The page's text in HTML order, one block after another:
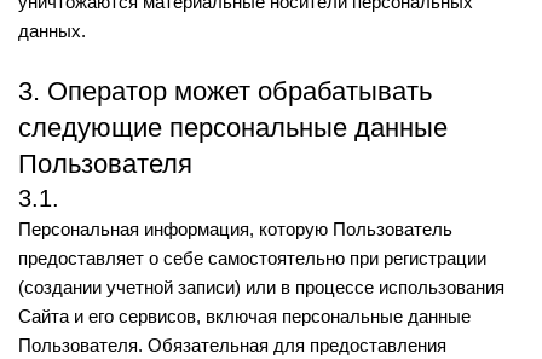
данных.
3. Оператор может обрабатывать
следующие персональные данные
Пользователя
3.1.
Персональная информация, которую Пользователь
предоставляет о себе самостоятельно при регистрации
(создании учетной записи) или в процессе использования
Сайта и его сервисов, включая персональные данные
Пользователя. Обязательная для предоставления